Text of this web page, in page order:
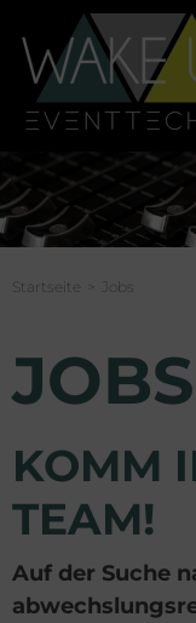
Startseite Jobs
JOBS
KOMM
TEAM!
Auf der Suche